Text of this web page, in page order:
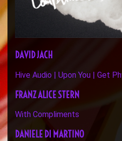
DAVID JACH
Hive Audio | Upon You | Get
FRANZ ALICE STERN
With Compliments
DANIELE DI MARTINO